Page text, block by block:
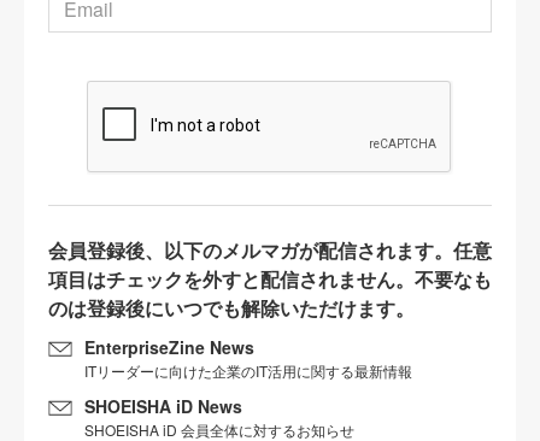
会員登録後、以下のメルマガが配信されます。任意
項目はチェックを外すと配信されません。不要なも
のは登録後にいつでも解除いただけます。
EnterpriseZine News
ITリーダーに向けた企業のIT活用に関する最新情報
SHOEISHA iD News
SHOEISHA iD 会員全体に対するお知らせ